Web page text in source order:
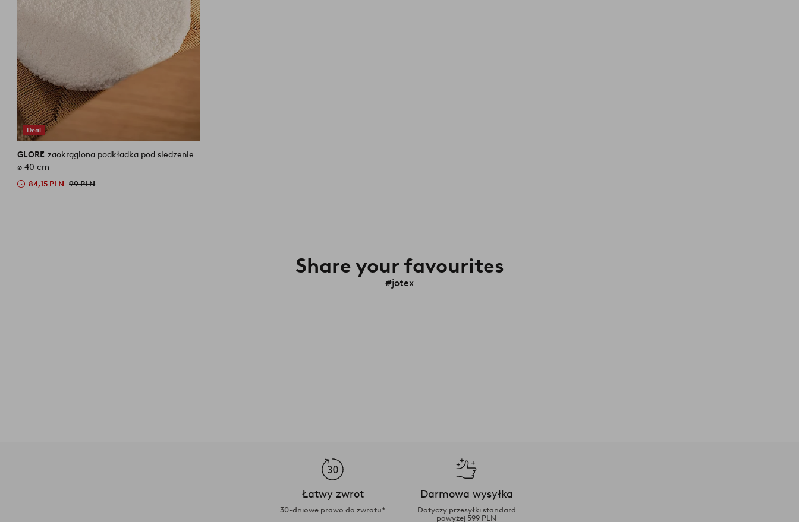
Deal
GLORE zaokrąglona podkładka pod siedzenie
ø 40 cm
84,15 PLN 99 PLN
Share your favourites
#jotex
Łatwy zwrot
30-dniowe prawo do zwrotu*
Darmowa wysyłka
Dotyczy przesyłki standard
powyżej 599 PLN